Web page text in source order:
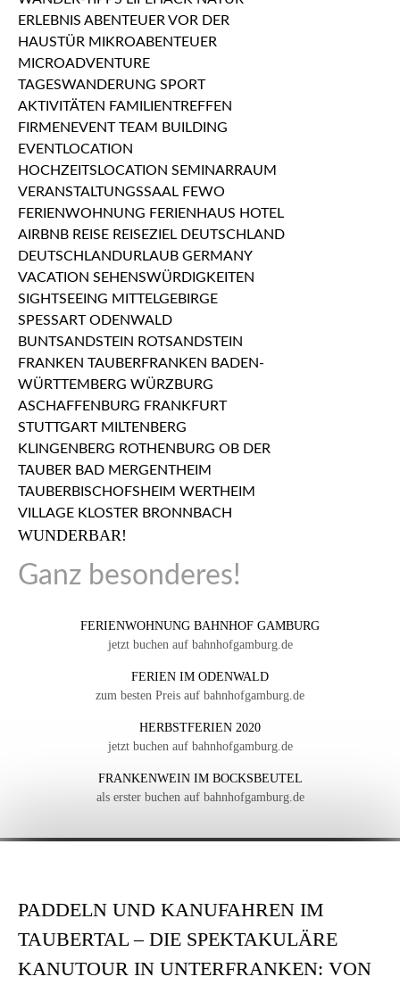
WUNDERBAR!
Ganz besonderes!
FERIENWOHNUNG BAHNHOF GAMBURG
jetzt buchen auf bahnhofgamburg.de
FERIEN IM ODENWALD
zum besten Preis auf bahnhofgamburg.de
HERBSTFERIEN 2020
jetzt buchen auf bahnhofgamburg.de
FRANKENWEIN IM BOCKSBEUTEL
als erster buchen auf bahnhofgamburg.de
PADDELN UND KANUFAHREN IM
TAUBERTAL – DIE SPEKTAKULÄRE
KANUTOUR IN UNTERFRANKEN: VON